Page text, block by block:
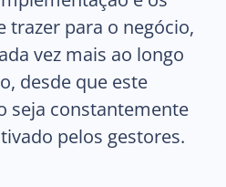
trazer para o negócio,
vez mais ao longo
desde que este
seja constantemente
pelos gestores.